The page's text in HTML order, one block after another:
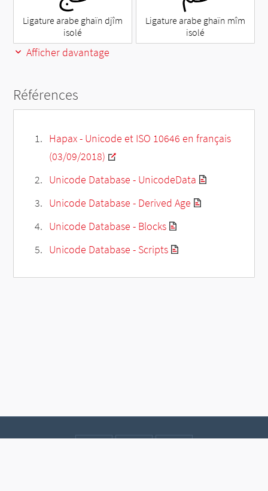
Ligature arabe ghaïn djîm
isolé
Ligature arabe ghaïn mîm
isolé
Afficher davantage
Références
Hapax - Unicode et ISO 10646 en français
(03/09/2018)
Unicode Database - UnicodeData
Unicode Database - Derived Age
Unicode Database - Blocks
Unicode Database - Scripts